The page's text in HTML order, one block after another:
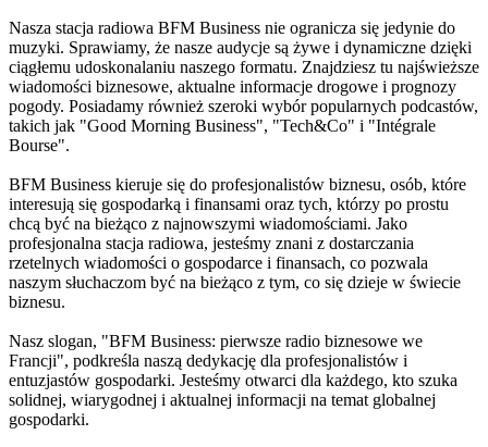
Nasza stacja radiowa BFM Business nie ogranicza się jedynie do
muzyki. Sprawiamy, że nasze audycje są żywe i dynamiczne dzięki
ciągłemu udoskonalaniu naszego formatu. Znajdziesz tu najświeższe
wiadomości biznesowe, aktualne informacje drogowe i prognozy
pogody. Posiadamy również szeroki wybór popularnych podcastów,
takich jak "Good Morning Business", "Tech&Co" i "Intégrale
Bourse".
BFM Business kieruje się do profesjonalistów biznesu, osób, które
interesują się gospodarką i finansami oraz tych, którzy po prostu
chcą być na bieżąco z najnowszymi wiadomościami. Jako
profesjonalna stacja radiowa, jesteśmy znani z dostarczania
rzetelnych wiadomości o gospodarce i finansach, co pozwala
naszym słuchaczom być na bieżąco z tym, co się dzieje w świecie
biznesu.
Nasz slogan, "BFM Business: pierwsze radio biznesowe we
Francji", podkreśla naszą dedykację dla profesjonalistów i
entuzjastów gospodarki. Jesteśmy otwarci dla każdego, kto szuka
solidnej, wiarygodnej i aktualnej informacji na temat globalnej
gospodarki.